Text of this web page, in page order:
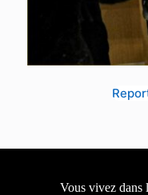
Vous vivez dans